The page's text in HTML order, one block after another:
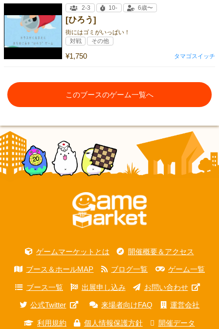
[ひろう]
街にはゴミがいっぱい！
¥1,750
2-3 10- 6歳〜
対戦 その他
タマゴスイッチ
このブースのゲーム一覧へ
ゲームマーケットとは 開催概要＆アクセス
ブース＆ホールMAP ブログ一覧 ゲーム一覧
ブース一覧 出展申し込み お問い合わせ
公式Twitter 来場者向けFAQ 運営会社
利用規約 個人情報保護方針 開催データ